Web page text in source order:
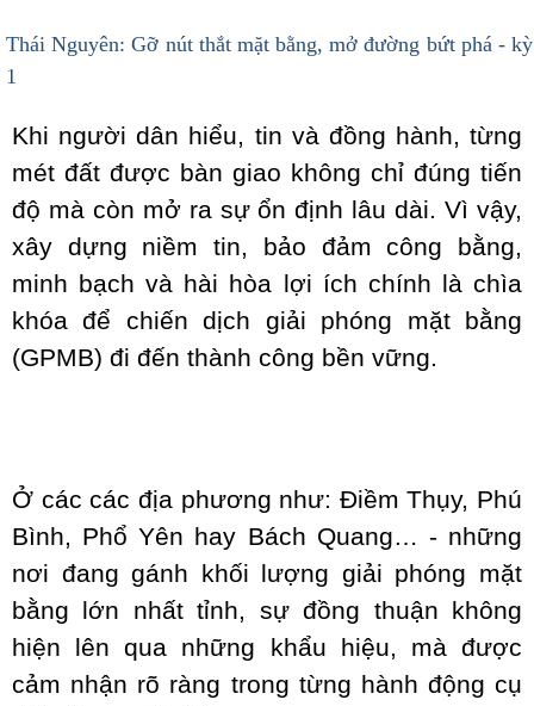
Thái Nguyên: Gỡ nút thắt mặt bằng, mở đường bứt phá - kỳ
1
Khi người dân hiểu, tin và đồng hành, từng
mét đất được bàn giao không chỉ đúng tiến
độ mà còn mở ra sự ổn định lâu dài. Vì vậy,
xây dựng niềm tin, bảo đảm công bằng,
minh bạch và hài hòa lợi ích chính là chìa
khóa để chiến dịch giải phóng mặt bằng
(GPMB) đi đến thành công bền vững.
Ở các các địa phương như: Điềm Thụy, Phú
Bình, Phổ Yên hay Bách Quang… - những
nơi đang gánh khối lượng giải phóng mặt
bằng lớn nhất tỉnh, sự đồng thuận không
hiện lên qua những khẩu hiệu, mà được
cảm nhận rõ ràng trong từng hành động cụ